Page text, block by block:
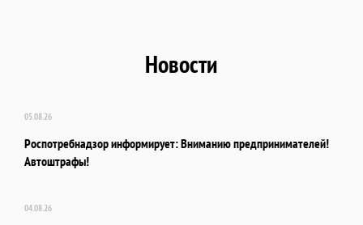
Новости
05.08.26
Роспотребнадзор информирует: Вниманию предпринимателей!
Автоштрафы!
04.08.26